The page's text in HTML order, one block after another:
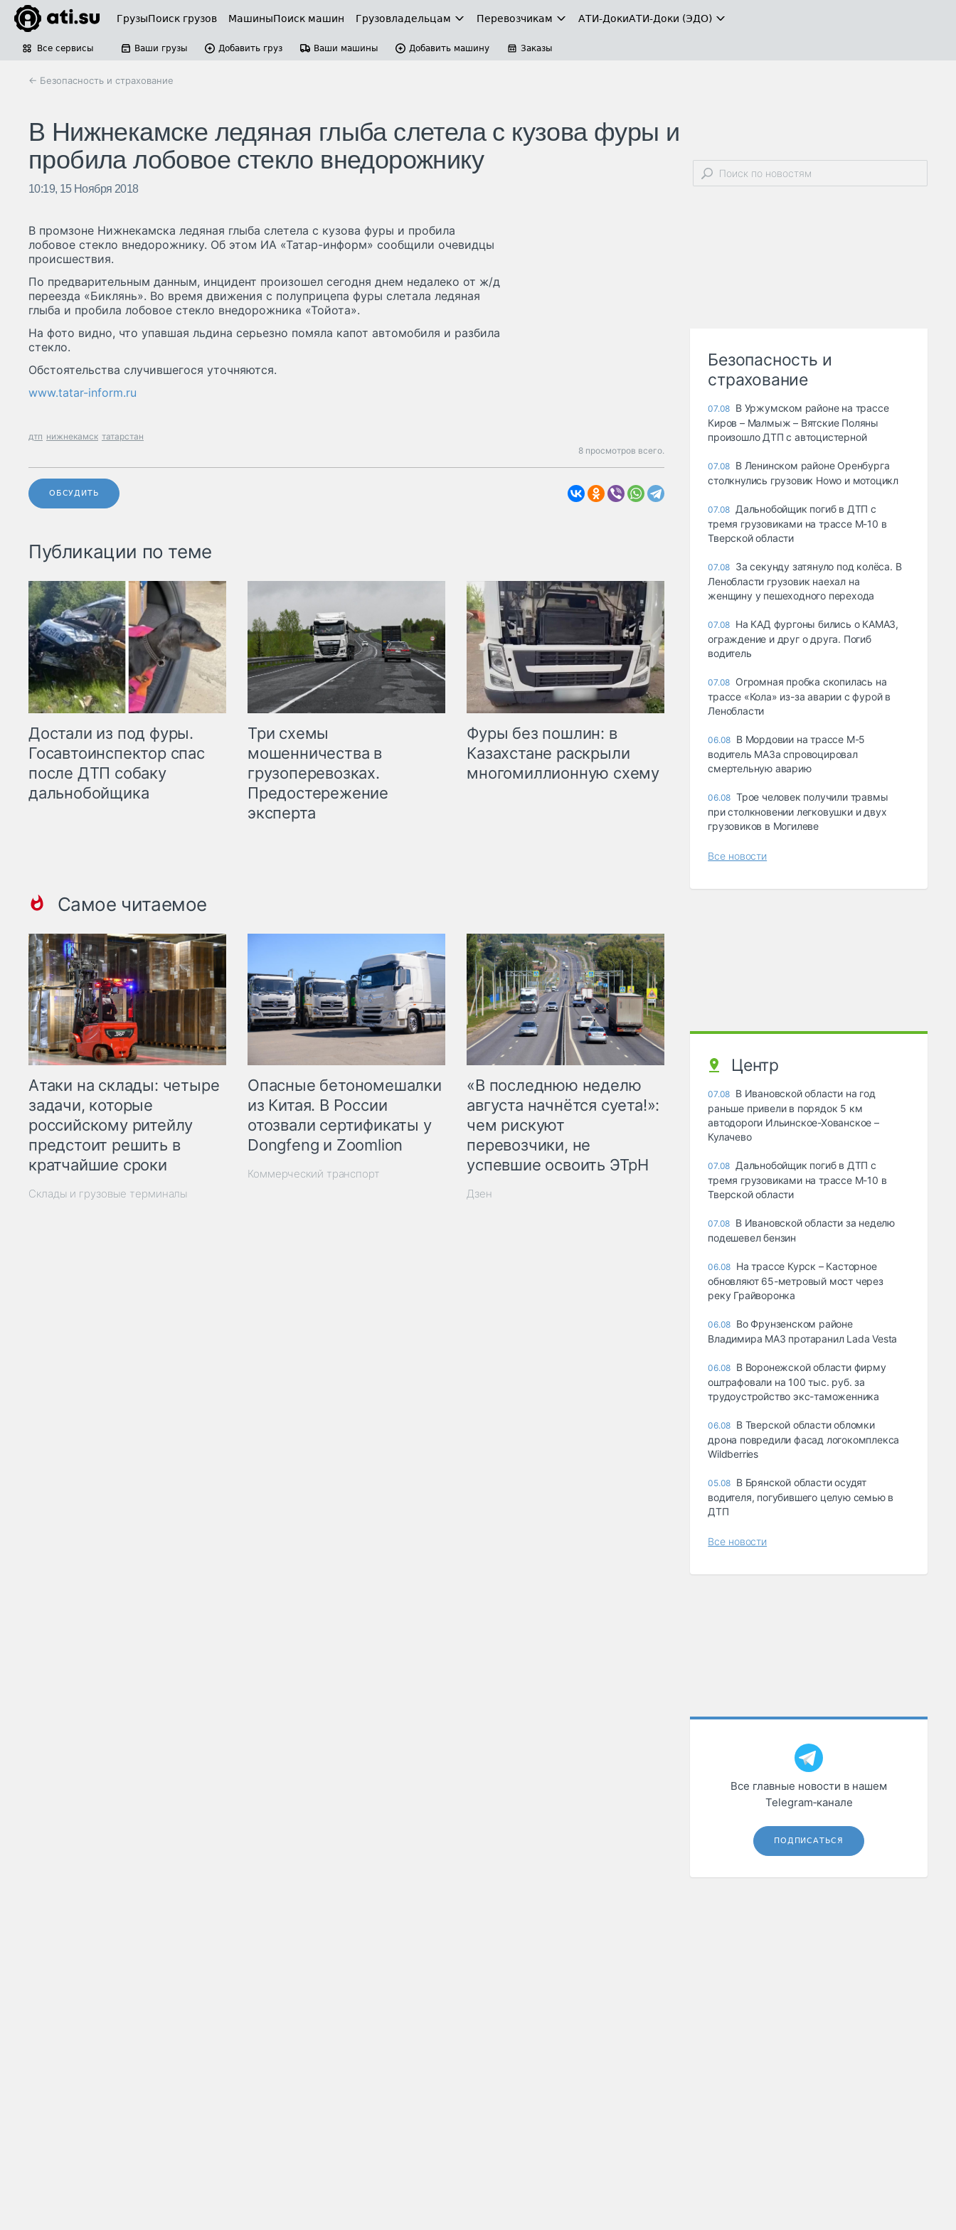
ГрузыПоиск грузов МашиныПоиск машин Грузовладельцам Перевозчикам АТИ-ДокиАТИ-Доки (ЭДО)
Все сервисы Ваши грузы Добавить груз Ваши машины Добавить машину Заказы
← Безопасность и страхование
В Нижнекамске ледяная глыба слетела с кузова фуры и
пробила лобовое стекло внедорожнику
10:19, 15 Ноября 2018
В промзоне Нижнекамска ледяная глыба слетела с кузова фуры и пробила
лобовое стекло внедорожнику. Об этом ИА «Татар-информ» сообщили очевидцы
происшествия.
По предварительным данным, инцидент произошел сегодня днем недалеко от ж/д
переезда «Биклянь». Во время движения с полуприцепа фуры слетала ледяная
глыба и пробила лобовое стекло внедорожника «Тойота».
На фото видно, что упавшая льдина серьезно помяла капот автомобиля и разбила
стекло.
Обстоятельства случившегося уточняются.
www.tatar-inform.ru
дтп нижнекамск татарстан
8 просмотров всего.
ОБСУДИТЬ
Публикации по теме
Достали из под фуры.
Госавтоинспектор спас
после ДТП собаку
дальнобойщика
Три схемы
мошенничества в
грузоперевозках.
Предостережение
эксперта
Фуры без пошлин: в
Казахстане раскрыли
многомиллионную схему
Самое читаемое
Атаки на склады: четыре
задачи, которые
российскому ритейлу
предстоит решить в
кратчайшие сроки
Склады и грузовые терминалы
Опасные бетономешалки
из Китая. В России
отозвали сертификаты у
Dongfeng и Zoomlion
Коммерческий транспорт
«В последнюю неделю
августа начнётся суета!»:
чем рискуют
перевозчики, не
успевшие освоить ЭТрН
Дзен
Безопасность и
страхование
07.08 В Уржумском районе на трассе
Киров – Малмыж – Вятские Поляны
произошло ДТП с автоцистерной
07.08 В Ленинском районе Оренбурга
столкнулись грузовик Howo и мотоцикл
07.08 Дальнобойщик погиб в ДТП с
тремя грузовиками на трассе М-10 в
Тверской области
07.08 За секунду затянуло под колёса. В
Ленобласти грузовик наехал на
женщину у пешеходного перехода
07.08 На КАД фургоны бились о КАМАЗ,
ограждение и друг о друга. Погиб
водитель
07.08 Огромная пробка скопилась на
трассе «Кола» из-за аварии с фурой в
Ленобласти
06.08 В Мордовии на трассе М-5
водитель МАЗа спровоцировал
смертельную аварию
06.08 Трое человек получили травмы
при столкновении легковушки и двух
грузовиков в Могилеве
Все новости
Центр
07.08 В Ивановской области на год
раньше привели в порядок 5 км
автодороги Ильинское-Хованское –
Кулачево
07.08 Дальнобойщик погиб в ДТП с
тремя грузовиками на трассе М-10 в
Тверской области
07.08 В Ивановской области за неделю
подешевел бензин
06.08 На трассе Курск – Касторное
обновляют 65-метровый мост через
реку Грайворонка
06.08 Во Фрунзенском районе
Владимира МАЗ протаранил Lada Vesta
06.08 В Воронежской области фирму
оштрафовали на 100 тыс. руб. за
трудоустройство экс-таможенника
06.08 В Тверской области обломки
дрона повредили фасад логокомплекса
Wildberries
05.08 В Брянской области осудят
водителя, погубившего целую семью в
ДТП
Все новости
Все главные новости в нашем
Telegram‑канале
ПОДПИСАТЬСЯ